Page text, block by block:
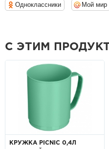
Одноклассники Мой мир
С ЭТИМ
КРУЖКА PICNIC 0,4Л